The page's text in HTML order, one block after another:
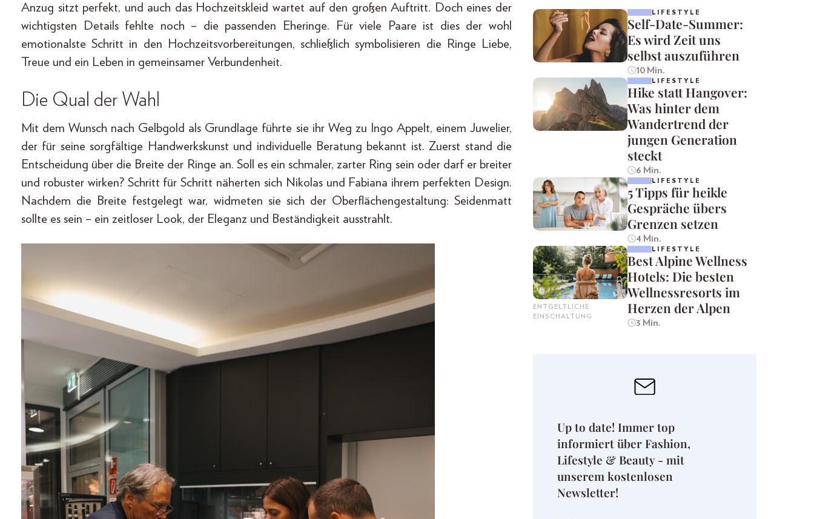
Anzug sitzt perfekt, und auch das Hochzeitskleid wartet auf den großen Auftritt. Doch eines der
wichtigsten Details fehlte noch – die passenden Eheringe. Für viele Paare ist dies der wohl
emotionalste Schritt in den Hochzeitsvorbereitungen, schließlich symbolisieren die Ringe Liebe,
Treue und ein Leben in gemeinsamer Verbundenheit.
Die Qual der Wahl
Mit dem Wunsch nach Gelbgold als Grundlage führte sie ihr Weg zu Ingo Appelt, einem Juwelier,
der für seine sorgfältige Handwerkskunst und individuelle Beratung bekannt ist. Zuerst stand die
Entscheidung über die Breite der Ringe an. Soll es ein schmaler, zarter Ring sein oder darf er breiter
und robuster wirken? Schritt für Schritt näherten sich Nikolas und Fabiana ihrem perfekten Design.
Nachdem die Breite festgelegt war, widmeten sie sich der Oberflächengestaltung: Seidenmatt
sollte es sein – ein zeitloser Look, der Eleganz und Beständigkeit ausstrahlt.
LIFESTYLE
Self-Date-Summer:
Es wird Zeit uns
selbst auszuführen
10 Min.
LIFESTYLE
Hike statt Hangover:
Was hinter dem
Wandertrend der
jungen Generation
steckt
6 Min.
LIFESTYLE
5 Tipps für heikle
Gespräche übers
Grenzen setzen
4 Min.
ENTGELTLICHE
EINSCHALTUNG
LIFESTYLE
Best Alpine Wellness
Hotels: Die besten
Wellnessresorts im
Herzen der Alpen
3 Min.
Up to date! Immer top
informiert über Fashion,
Lifestyle & Beauty - mit
unserem kostenlosen
Newsletter!